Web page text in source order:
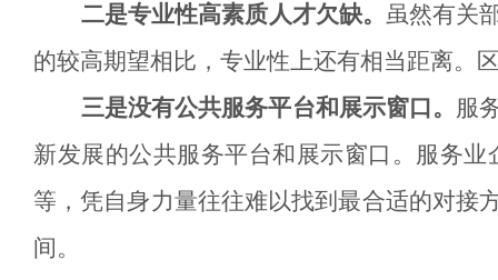
二是专业性高素质人才欠缺。虽然有关
的较高期望相比， 专业性上还有相当距离。
三是没有公共服务平台和展示窗口。 服
新发展的公共服务平台和展示窗口。服务
等，凭自身力量往往难以找到最合适的对接
间。